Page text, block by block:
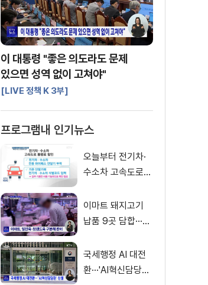
이 대통령 "좋은 의도라도 문제
있으면 성역 없이 고쳐야"
[LIVE 정책 K 3부]
프로그램내 인기뉴스
오늘부터 전기차·
수소차 고속도로
이마트 돼지고기
납품 9곳 담합···과
국세행정 AI 대전
환···'AI혁신담당관'